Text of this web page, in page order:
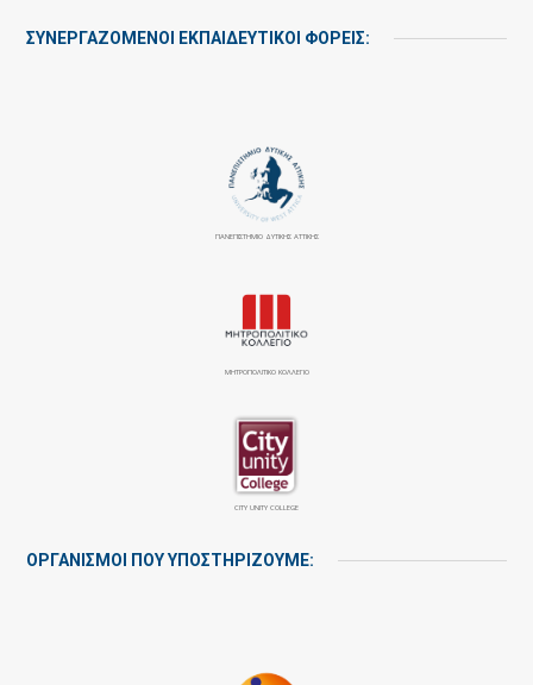
ΣΥΝΕΡΓΑΖΌΜΕΝΟΙ ΕΚΠΑΙΔΕΥΤΙΚΟΊ ΦΟΡΕΊΣ:
ΠΑΝΕΠΙΣΤΉΜΙΟ ΔΥΤΙΚΉΣ ΑΤΤΙΚΉΣ
ΜΗΤΡΟΠΟΛΙΤΙΚΟ ΚΟΛΛΕΓΙΟ
CITY UNITY COLLEGE
ΟΡΓΑΝΙΣΜΟΙ ΠΟΥ ΥΠΟΣΤΗΡΙΖΟΥΜΕ: